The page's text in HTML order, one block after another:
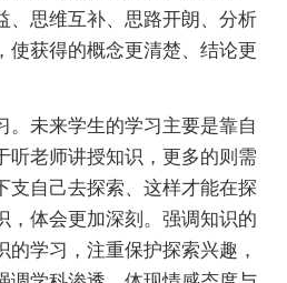
、思维互补、思路开朗、分析
使获得的概念更清楚、结论更
未来学生的学习主要是靠自
听老师讲授知识，更多的则需
支自己去探索、这样才能在探
，体会更加深刻。强调知识的
学习，注重保护探索兴趣，